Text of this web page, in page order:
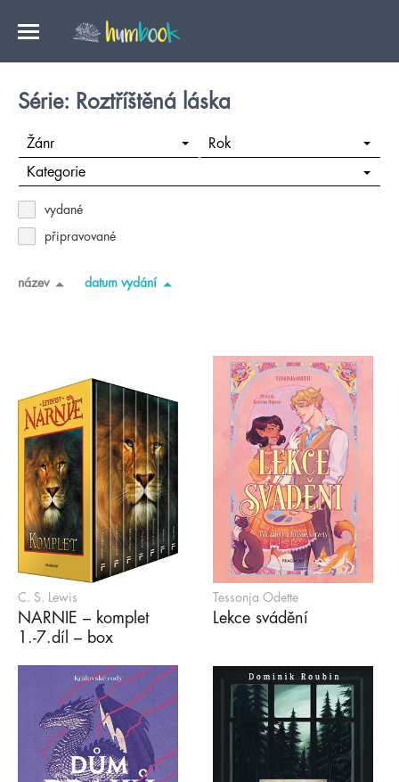
Série: Roztříštěná láska
Žánr Rok
Kategorie
vydané
připravované
název datum vydání
C. S. Lewis
NARNIE – komplet
1.-7.díl – box
Tessonja Odette
Lekce svádění